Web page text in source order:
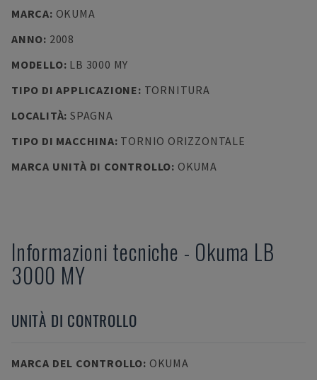
MARCA: OKUMA
ANNO: 2008
MODELLO: LB 3000 MY
TIPO DI APPLICAZIONE: TORNITURA
LOCALITÀ: SPAGNA
TIPO DI MACCHINA: TORNIO ORIZZONTALE
MARCA UNITÀ DI CONTROLLO: OKUMA
Informazioni tecniche - Okuma LB
3000 MY
UNITÀ DI CONTROLLO
MARCA DEL CONTROLLO: OKUMA